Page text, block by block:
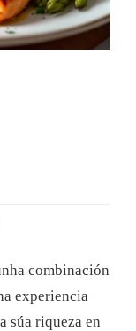
PEMENTA
TIMUT:
combinación
experiencia
súa riqueza en